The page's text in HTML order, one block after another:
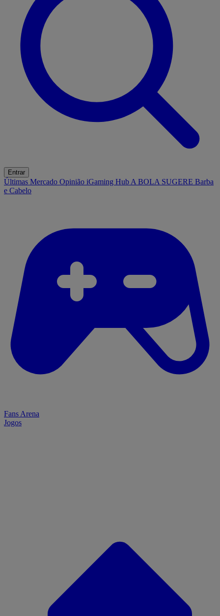
Entrar
Últimas Mercado Opinião iGaming Hub A BOLA SUGERE Barba
e Cabelo
Fans Arena
Jogos